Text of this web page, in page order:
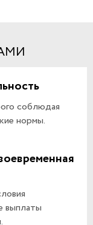
соблюдая
нормы.
выплаты